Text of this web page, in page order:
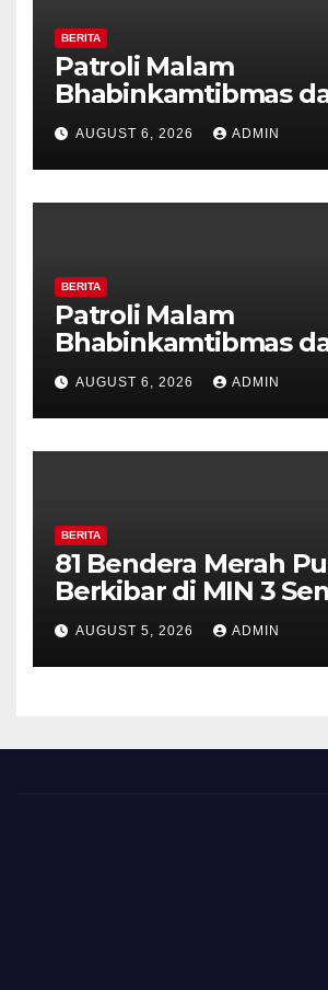
BERITA
Patroli Malam
Bhabinkamtibmas
Pilar Kelurahan
Perkuat Kamtibmas,
Diajak Aktifkan
AUGUST 6, 2026 ADMIN
BERITA
Patroli Malam
Bhabinkamtibmas
Pilar Kelurahan
Perkuat Kamtibmas,
Diajak Aktifkan
AUGUST 6, 2026 ADMIN
BERITA
81 Bendera Merah
Berkibar di MIN 3
Bhabinkamtibmas
Timpik Hadiri
HUT ke-81
AUGUST 5, 2026 ADMIN